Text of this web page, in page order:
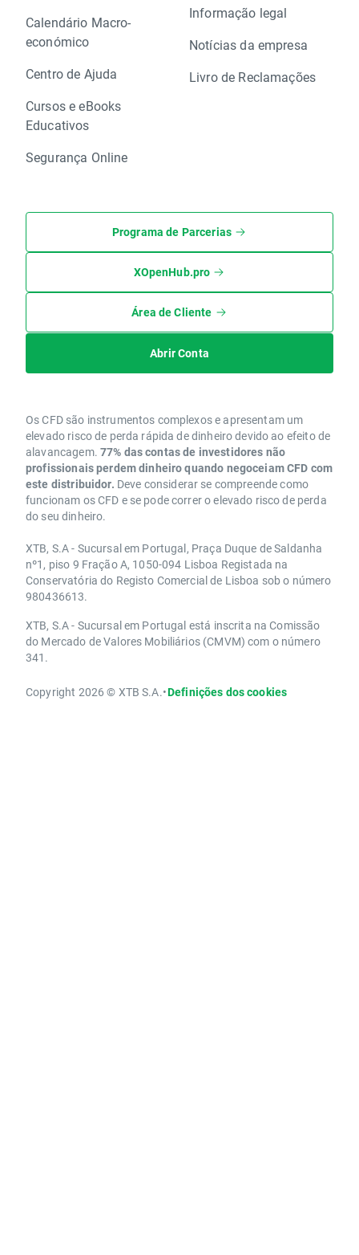
Calendário Macro-
económico
Centro de Ajuda
Cursos e eBooks
Educativos
Segurança Online
Informação legal
Notícias da empresa
Livro de Reclamações
Programa de Parcerias
XOpenHub.pro
Área de Cliente
Abrir Conta
Os CFD são instrumentos complexos e apresentam um
elevado risco de perda rápida de dinheiro devido ao efeito de
alavancagem. 77% das contas de investidores não
profissionais perdem dinheiro quando negoceiam CFD com
este distribuidor. Deve considerar se compreende como
funcionam os CFD e se pode correr o elevado risco de perda
do seu dinheiro.
XTB, S.A - Sucursal em Portugal, Praça Duque de Saldanha
nº1, piso 9 Fração A, 1050-094 Lisboa Registada na
Conservatória do Registo Comercial de Lisboa sob o número
980436613.
XTB, S.A - Sucursal em Portugal está inscrita na Comissão
do Mercado de Valores Mobiliários (CMVM) com o número
341.
Copyright 2026 © XTB S.A.•Definições dos cookies